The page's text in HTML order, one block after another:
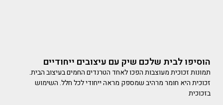
הוסיפו לבית שלכם שיק עם עיצובים ייחודיים
תמונות זכוכית מעוצבות הפכו לאחד הטרנדים החמים בעיצוב הבית.
זכוכית היא חומר מרהיב שמספק מראה ייחודי לכל חלל. השימוש
בזכוכית